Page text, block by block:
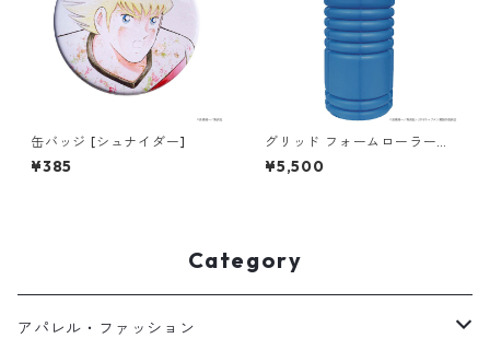
缶バッジ [シュナイダー]
¥385
グリッド フォームローラー
『キャプテン翼』コラボモデ
ル
¥5,500
Category
アパレル・ファッション